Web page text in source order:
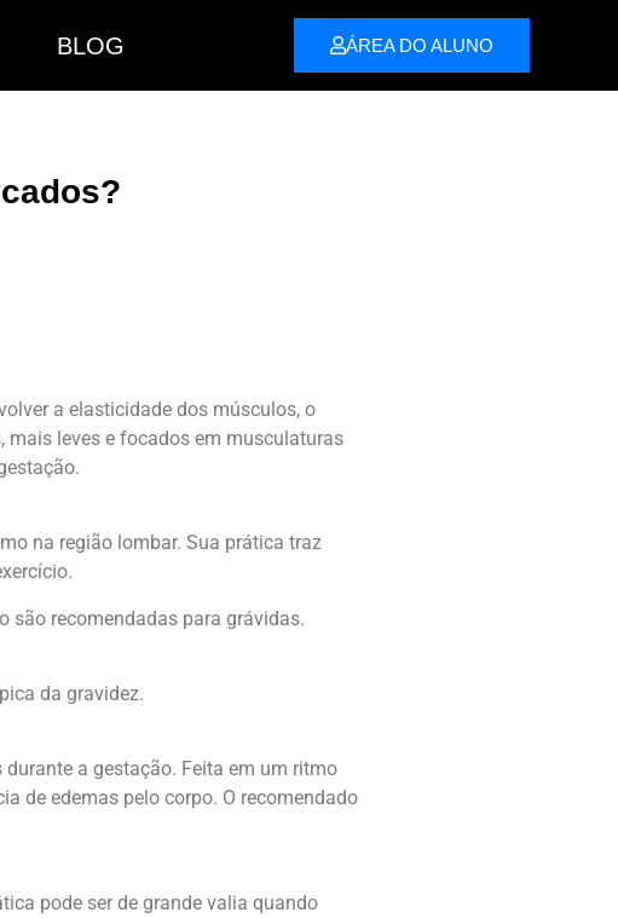
BLOG ÁREA DO ALUNO
a elasticidade dos músculos, o
mais leves e focados em musculaturas
na região lombar. Sua prática traz
são recomendadas para grávidas.
da gravidez.
a gestação. Feita em um ritmo
de edemas pelo corpo. O recomendado
pode ser de grande valia quando